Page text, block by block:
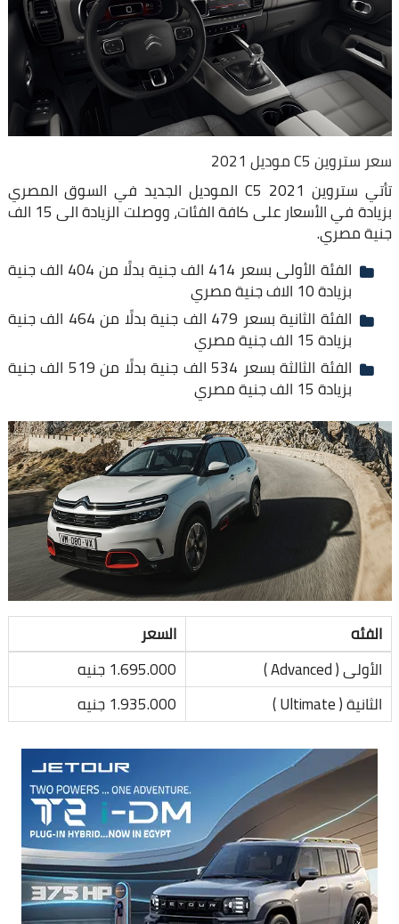
سعر ستروين C5 موديل 2021
تأتي ستروين C5 2021 الموديل الجديد في السوق المصري
بزيادة في الأسعار على كافة الفئات، ووصلت الزيادة الى 15 الف
جنية مصري.
الفئة الأولى بسعر 414 الف جنية بدلًا من 404 الف جنية
بزيادة 10 الاف جنية مصري
الفئة الثانية بسعر 479 الف جنية بدلًا من 464 الف جنية
بزيادة 15 الف جنية مصري
الفئة الثالثة بسعر 534 الف جنية بدلًا من 519 الف جنية
بزيادة 15 الف جنية مصري
الفئه
السعر
الأولى ( Advanced )
1.695.000 جنيه
الثانية ( Ultimate )
1.935.000 جنيه